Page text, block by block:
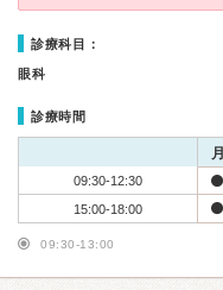
診療科目：
眼科
診療時間
月
09:30-12:30
15:00-18:00
09:30-13:00